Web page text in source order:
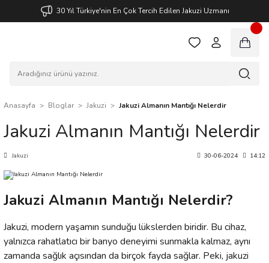
30 Yıl Türkiye'nin En Çok Tercih Edilen Jakuzi Uzmanı
Anasayfa Bloglar Jakuzi Jakuzi Almanın Mantığı Nelerdir
Jakuzi Almanın Mantığı Nelerdir
Jakuzi 30-06-2024 14:12
Jakuzi Almanın Mantığı Nelerdir?
Jakuzi, modern yaşamın sunduğu lükslerden biridir. Bu cihaz,
yalnızca rahatlatıcı bir banyo deneyimi sunmakla kalmaz, aynı
zamanda sağlık açısından da birçok fayda sağlar. Peki, jakuzi